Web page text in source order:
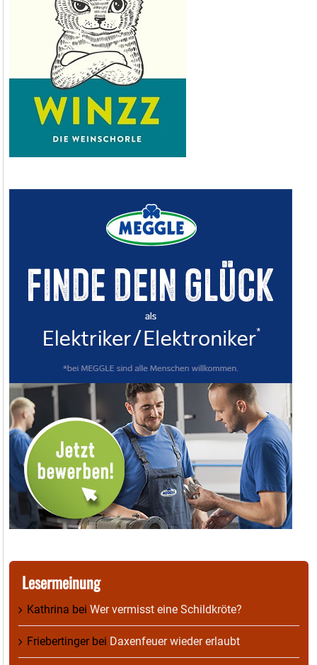
Lesermeinung
Kathrina bei Wer vermisst eine Schildkröte?
Friebertingerbei Daxenfeuer wieder erlaubt